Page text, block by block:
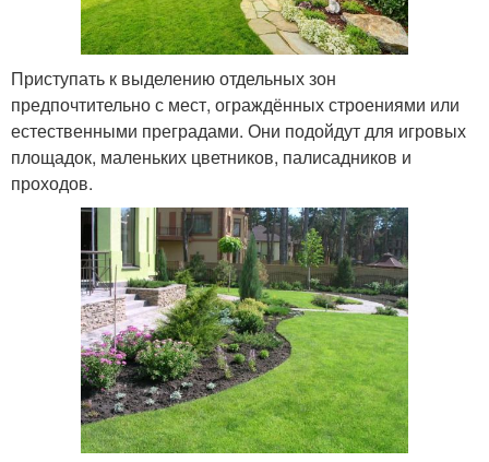
Приступать к выделению отдельных зон
предпочтительно с мест, ограждённых строениями или
естественными преградами. Они подойдут для игровых
площадок, маленьких цветников, палисадников и
проходов.